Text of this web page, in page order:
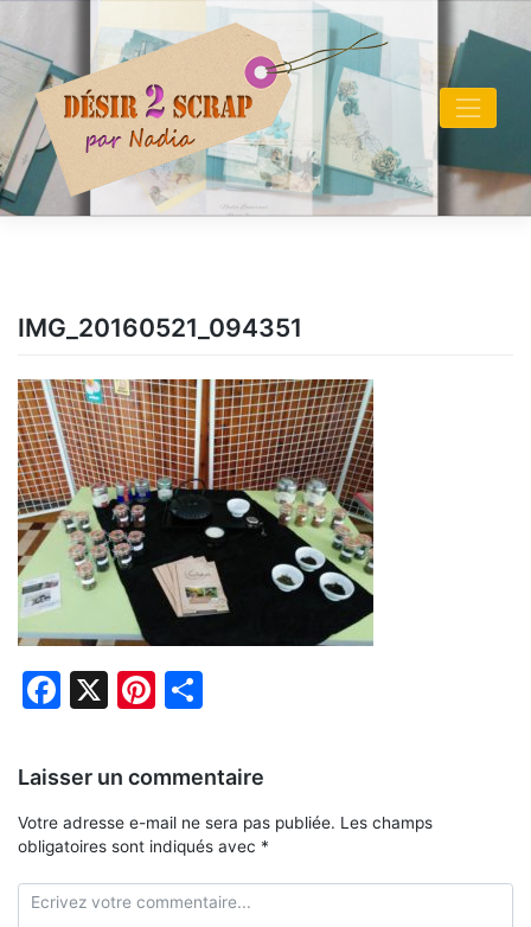
content
IMG_20160521_094351
Facebook
X Pinterest
Laisser un commentaire
Votre adresse e-mail ne sera pas publiée. Les champs
obligatoires sont indiqués avec *